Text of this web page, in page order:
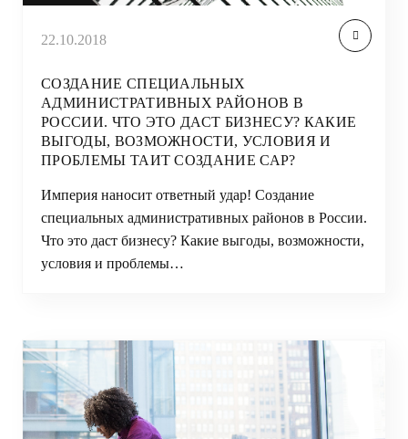
22.10.2018
СОЗДАНИЕ СПЕЦИАЛЬНЫХ
АДМИНИСТРАТИВНЫХ РАЙОНОВ В
РОССИИ. ЧТО ЭТО ДАСТ БИЗНЕСУ? КАКИЕ
ВЫГОДЫ, ВОЗМОЖНОСТИ, УСЛОВИЯ И
ПРОБЛЕМЫ ТАИТ СОЗДАНИЕ САР?
Империя наносит ответный удар! Создание
специальных административных районов в России.
Что это даст бизнесу? Какие выгоды, возможности,
условия и проблемы…